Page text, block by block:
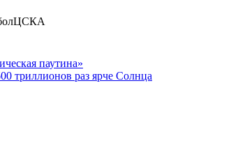
паутина»
триллионов раз ярче Солнца